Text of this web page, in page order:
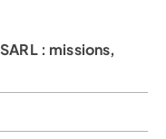
: missions,